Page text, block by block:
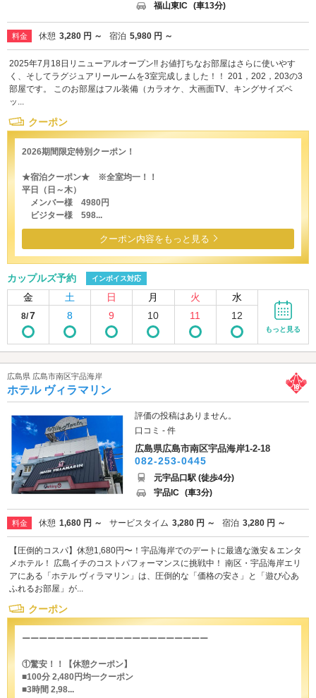
福山東IC (車13分)
料金 休憩 3,280 円 ～ 宿泊 5,980 円 ～
2025年7月18日リニューアルオープン!! お値打ちなお部屋はさらに使いやす
く、そしてラグジュアリールームを3室完成しました！！ 201，202，203の3
部屋です。 このお部屋はフル装備（カラオケ、大画面TV、キングサイズベ
ッ...
クーポン
2026期間限定特別クーポン！
★宿泊クーポン★ ※全室均一！！
平日（日～木）
メンバー様 4980円
ビジター様 598...
クーポン内容をもっと見る
カップルズ予約 インボイス対応
金 土 日 月 火 水
8/7 8 9 10 11 12
もっと見る
広島県 広島市南区宇品海岸
ホテル ヴィラマリン
評価の投稿はありません。
口コミ - 件
広島県広島市南区宇品海岸1-2-18
082-253-0445
元宇品口駅 (徒歩4分)
宇品IC (車3分)
料金 休憩 1,680 円 ～ サービスタイム 3,280 円 ～ 宿泊 3,280 円 ～
【圧倒的コスパ】休憩1,680円〜！宇品海岸でのデートに最適な激安＆エンタ
メホテル！ 広島イチのコストパフォーマンスに挑戦中！ 南区・宇品海岸エリ
アにある「ホテル ヴィラマリン」は、圧倒的な「価格の安さ」と「遊び心あ
ふれるお部屋」が...
クーポン
ーーーーーーーーーーーーーーーーーーーーーー
①驚安！！【休憩クーポン】
■100分 2,480円均一クーポン
■3時間 2,98...